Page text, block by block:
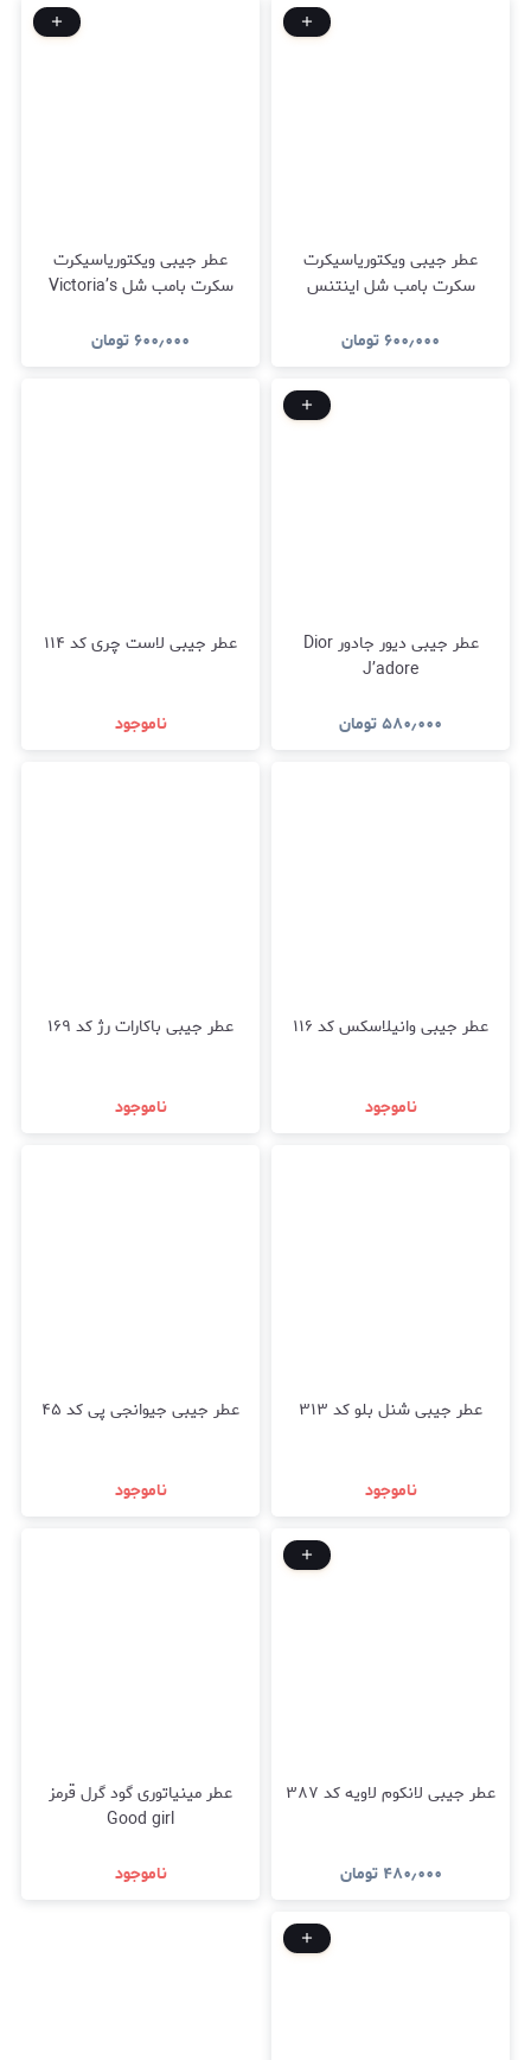
عطر جیبی ویکتوریاسیکرت
سکرت بامب شل اینتنس
۶۰۰٫۰۰۰تومان
عطر جیبی ویکتوریاسیکرت
سکرت بامب شل Victoria’s
۶۰۰٫۰۰۰تومان
عطر جیبی دیور جادور Dior
J’adore
۵۸۰٫۰۰۰تومان
عطر جیبی لاست چری کد ۱۱۴
ناموجود
عطر جیبی وانیلاسکس کد ۱۱۶
ناموجود
عطر جیبی باکارات رژ کد ۱۶۹
ناموجود
عطر جیبی شنل بلو کد ۳۱۳
ناموجود
عطر جیبی جیوانجی پی کد ۴۵
ناموجود
عطر جیبی لانکوم لاویه کد ۳۸۷
۴۸۰٫۰۰۰ تومان
عطر مینیاتوری گود گرل قرمز
Good girl
ناموجود